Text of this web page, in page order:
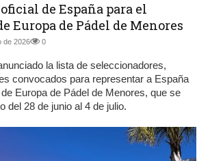
de España para el
Europa de Pádel de Menores
de 2026 0
la lista de seleccionadores,
convocados para representar a España
Europa de Pádel de Menores, que se
del 28 de junio al 4 de julio.